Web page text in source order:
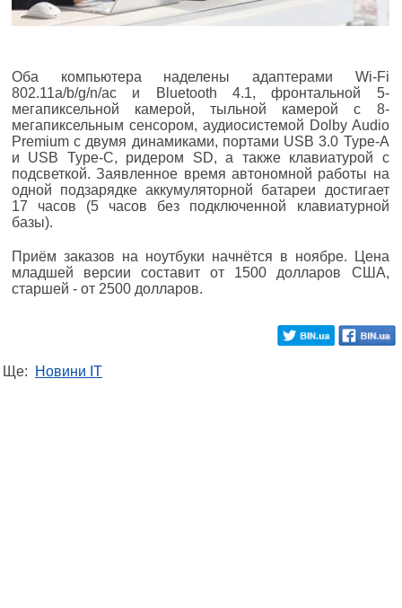
Оба компьютера наделены адаптерами Wi-Fi
802.11a/b/g/n/ac и Bluetooth 4.1, фронтальной 5-
мегапиксельной камерой, тыльной камерой с 8-
мегапиксельным сенсором, аудиосистемой Dolby Audio
Premium с двумя динамиками, портами USB 3.0 Type-A
и USB Type-C, ридером SD, а также клавиатурой с
подсветкой. Заявленное время автономной работы на
одной подзарядке аккумуляторной батареи достигает
17 часов (5 часов без подключенной клавиатурной
базы).
Приём заказов на ноутбуки начнётся в ноябре. Цена
младшей версии составит от 1500 долларов США,
старшей - от 2500 долларов.
Ще: Новини IT